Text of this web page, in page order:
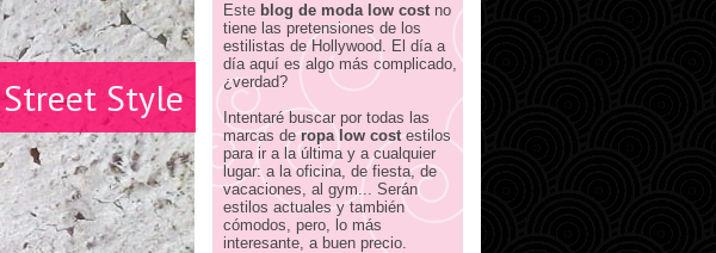
Street Style
Este blog de moda low costno
tiene las pretensiones de los
estilistas de Hollywood. El día a
día aquí es algo más complicado,
¿verdad?
Intentaré buscar por todas las
marcas deropa low costestilos
para ir a la última y a cualquier
lugar: a la oficina, de fiesta, de
vacaciones, al gym... Serán
estilos actuales y también
cómodos, pero, lo más
interesante, a buen precio.